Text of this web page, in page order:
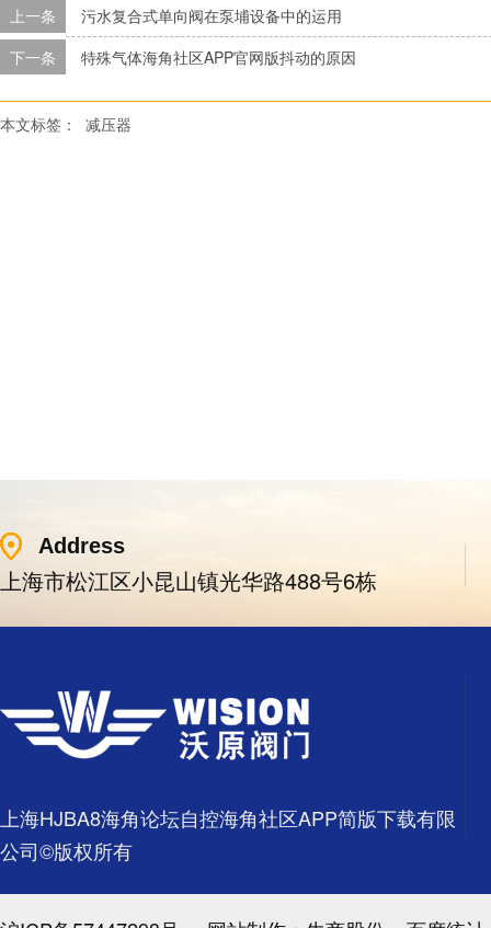
上一条
污水复合式单向阀在泵埔设备中的运用
下一条
特殊气体海角社区APP官网版抖动的原因
本文标签： 减压器
Address
上海市松江区小昆山镇光华路488号6栋
上海HJBA8海角论坛自控海角社区APP简版下载有限
公司©版权所有